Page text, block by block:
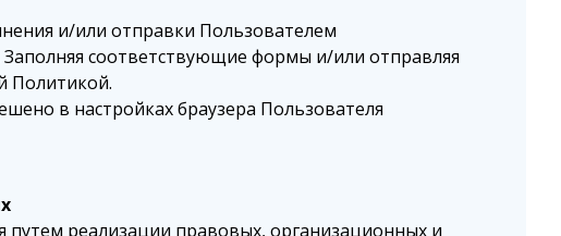
и/или отправки Пользователем
соответствующие формы и/или отправляя
Политикой.
в настройках браузера Пользователя
путем реализации правовых, организационных и